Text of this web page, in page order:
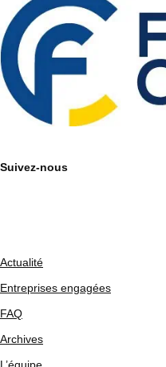
Suivez-nous
Actualité
Entreprises engagées
FAQ
Archives
L’équipe